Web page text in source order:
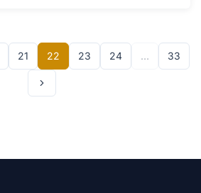
21 22 23 24 … 33